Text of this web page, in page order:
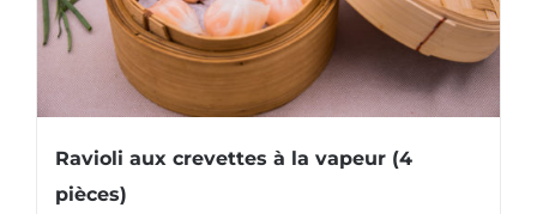
Ravioli aux crevettes à la vapeur (4
pièces)